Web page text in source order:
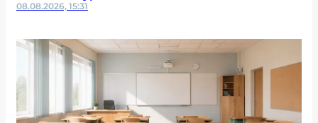
08.08.2026, 15:31